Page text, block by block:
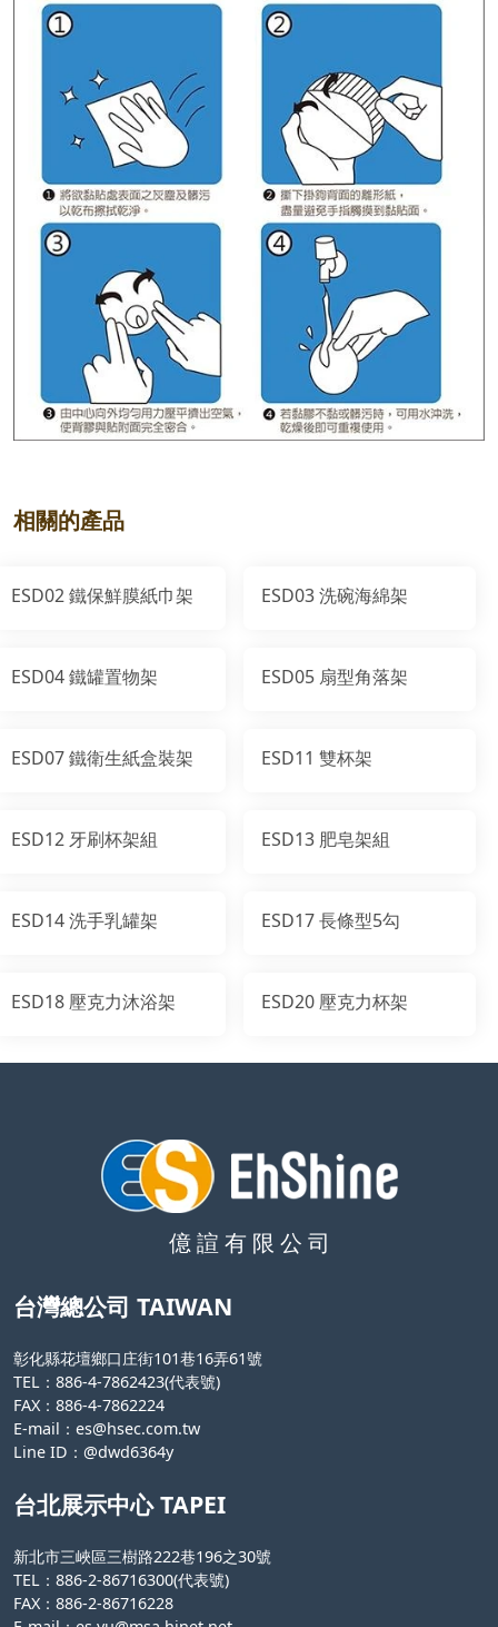
相關的產品
ESD02 鐵保鮮膜紙巾架 ESD03 洗碗海綿架
ESD04 鐵罐置物架 ESD05 扇型角落架
ESD07 鐵衛生紙盒裝架 ESD11 雙杯架
ESD12 牙刷杯架組 ESD13 肥皂架組
ESD14 洗手乳罐架 ESD17 長條型5勾
ESD18 壓克力沐浴架 ESD20 壓克力杯架
億 諠 有 限 公 司
台灣總公司 TAIWAN
彰化縣花壇鄉口庄街101巷16弄61號
TEL：886-4-7862423(代表號)
FAX：886-4-7862224
E-mail： es@hsec.com.tw
Line ID：@dwd6364y
台北展示中心 TAPEI
新北市三峽區三樹路222巷196之30號
TEL：886-2-86716300(代表號)
FAX：886-2-86716228